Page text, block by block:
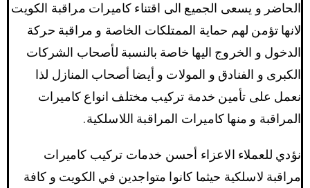
الحاضر و يسعى الجميع الى اقتناء كاميرات مراقبة الكويت
لانها تؤمن لهم حماية الممتلكات الخاصة و مراقبة حركة
الدخول و الخروج اليها خاصة بالنسبة لأصحاب الشركات
الكبرى و الفنادق و المولات و أيضا أصحاب المنازل لذا
نعمل على تأمين خدمة تركيب مختلف انواع كاميرات
المراقبة و منها كاميرات المراقبة اللاسلكية.
نؤدي للعملاء الاعزاء أحسن خدمات تركيب كاميرات
مراقبة لاسلكية حيثما كانوا متواجدين في الكويت و كافة